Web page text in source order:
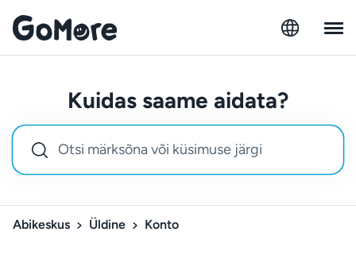
Kuidas saame aidata?
Abikeskus Üldine Konto